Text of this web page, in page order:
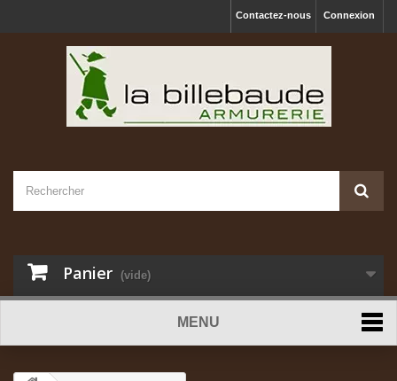
Connexion
Contactez-nous
Panier (vide)
MENU